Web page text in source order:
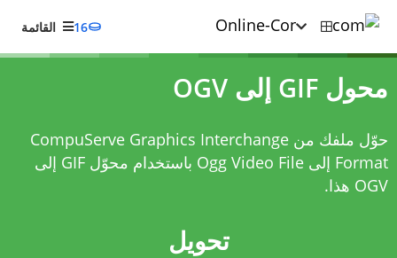
16 القائمة
محول GIF إلى OGV
حوّل ملفك من CompuServe Graphics Interchange
Format إلى Ogg Video File باستخدام
محوّل GIF إلى
OGVهذا.
تحويل